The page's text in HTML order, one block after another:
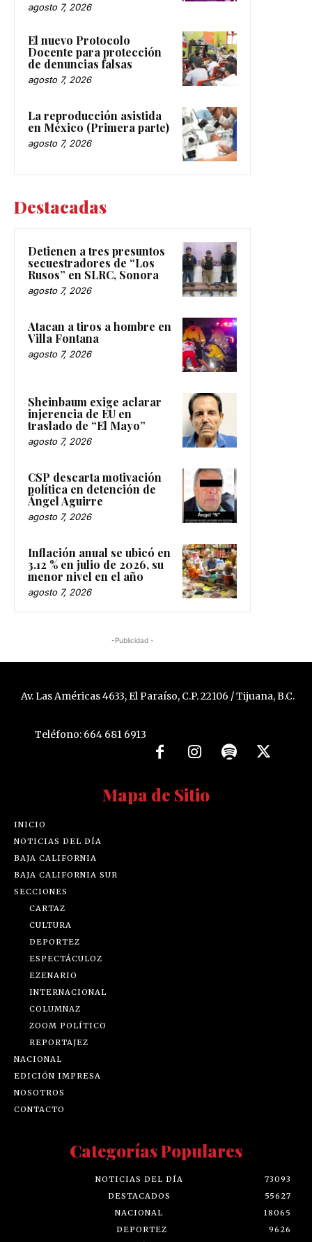
agosto 7, 2026
El nuevo Protocolo
Docente para protección
de denuncias falsas
agosto 7, 2026
La reproducción asistida
en México (Primera parte)
agosto 7, 2026
Destacadas
Detienen a tres presuntos
secuestradores de “Los
Rusos” en SLRC, Sonora
agosto 7, 2026
Atacan a tiros a hombre en
Villa Fontana
agosto 7, 2026
Sheinbaum exige aclarar
injerencia de EU en
traslado de “El Mayo”
agosto 7, 2026
CSP descarta motivación
política en detención de
Ángel Aguirre
agosto 7, 2026
Inflación anual se ubicó en
3.12 % en julio de 2026, su
menor nivel en el año
agosto 7, 2026
-Publicidad -
Av. Las Américas 4633, El Paraíso, C.P. 22106 / Tijuana, B.C.
Teléfono: 664 681 6913
Mapa de Sitio
INICIO
NOTICIAS DEL DÍA
BAJA CALIFORNIA
BAJA CALIFORNIA SUR
SECCIONES
CARTAZ
CULTURA
DEPORTEZ
ESPECTÁCULOZ
EZENARIO
INTERNACIONAL
COLUMNAZ
ZOOM POLÍTICO
REPORTAJEZ
NACIONAL
EDICIÓN IMPRESA
NOSOTROS
CONTACTO
Categorías Populares
NOTICIAS DEL DÍA
73093
DESTACADOS
55627
NACIONAL
18065
DEPORTEZ
9626